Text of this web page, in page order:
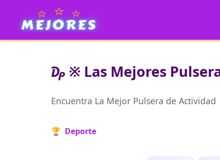
₯ ※ Las Mejores
Encuentra La Mejor Pulsera de Actividad
🏆 Deporte